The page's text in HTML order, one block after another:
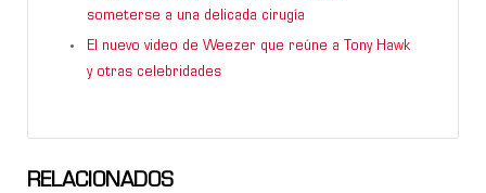
someterse a una delicada cirugía
El nuevo video de Weezer que reúne a Tony Hawk
y otras celebridades
RELACIONADOS